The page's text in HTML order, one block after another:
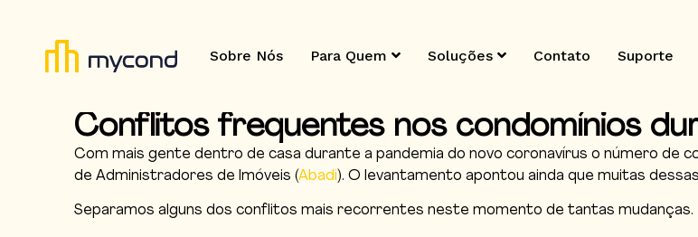
Sobre Nós Para Quem Soluções Contato Suporte
Conflitos frequentes nos condomínios
Com mais gente dentro de casa durante a pandemia do novo coronavírus o número de
de Administradores de Imóveis (Abadi). O levantamento apontou ainda que muitas
Separamos alguns dos conflitos mais recorrentes neste momento de tantas mudanças.